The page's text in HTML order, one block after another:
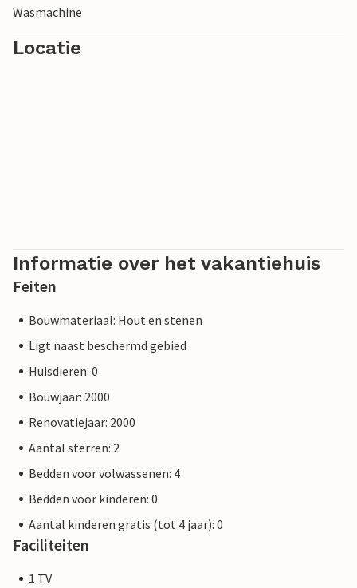
Wasmachine
Locatie
Informatie over het vakantiehuis
Feiten
Bouwmateriaal: Hout en stenen
Ligt naast beschermd gebied
Huisdieren: 0
Bouwjaar: 2000
Renovatiejaar: 2000
Aantal sterren: 2
Bedden voor volwassenen: 4
Bedden voor kinderen: 0
Aantal kinderen gratis (tot 4 jaar): 0
Faciliteiten
1 TV